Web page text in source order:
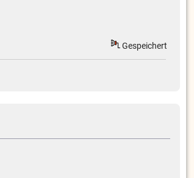
Gespeichert